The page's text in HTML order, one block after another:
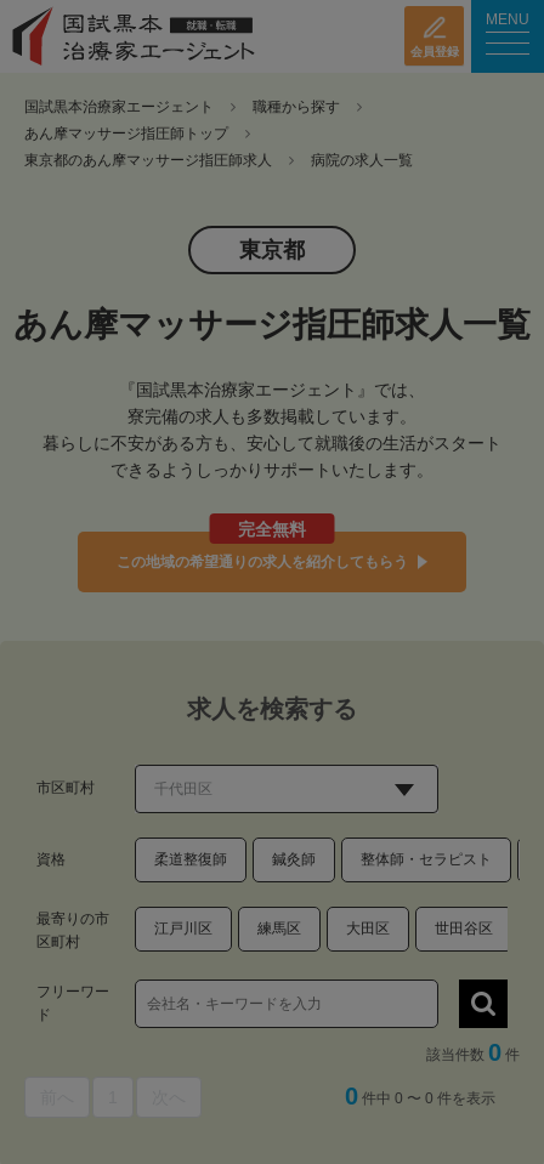
会員登録
MENU
国試黒本治療家エージェント
職種から探す
あん摩マッサージ指圧師トップ
東京都のあん摩マッサージ指圧師求人
病院の求人一覧
東京都
あん摩マッサージ指圧師求人一覧
『国試黒本治療家エージェント』では、
寮完備の求人も多数掲載しています。
暮らしに不安がある方も、安心して就職後の生活がスタート
できるようしっかりサポートいたします。
完全無料
この地域の希望通りの求人を紹介してもらう
求人を検索する
市区町村
資格 柔道整復師 鍼灸師 整体師・セラピスト
最寄りの市
区町村
江戸川区 練馬区 大田区 世田谷区
フリーワー
ド
該当件数 0 件
0 件中 0 〜 0 件を表示